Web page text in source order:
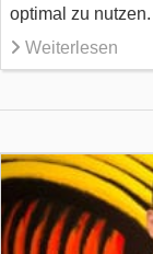
optimal zu nutzen.
Weiterlesen